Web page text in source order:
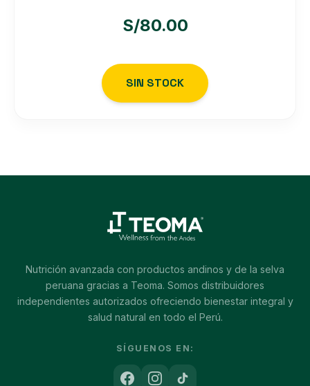
S/80.00
SIN STOCK
Nutrición avanzada con productos andinos y de la selva
peruana gracias a Teoma. Somos distribuidores
independientes autorizados ofreciendo bienestar integral y
salud natural en todo el Perú.
SÍGUENOS EN: